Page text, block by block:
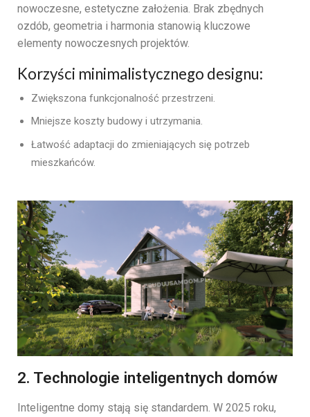
nowoczesne, estetyczne założenia. Brak zbędnych
ozdób, geometria i harmonia stanowią kluczowe
elementy nowoczesnych projektów.
Korzyści minimalistycznego designu:
Zwiększona funkcjonalność przestrzeni.
Mniejsze koszty budowy i utrzymania.
Łatwość adaptacji do zmieniających się potrzeb
mieszkańców.
2. Technologie inteligentnych domów
Inteligentne domy stają się standardem. W 2025 roku,